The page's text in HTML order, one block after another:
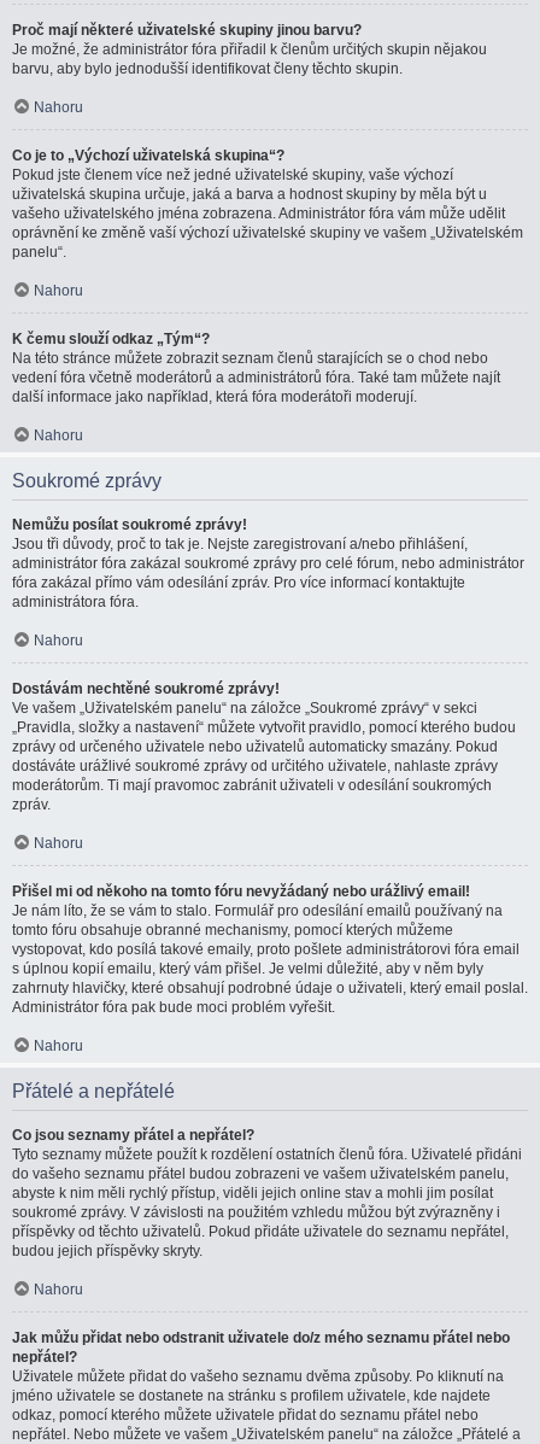
Proč mají některé uživatelské skupiny jinou barvu?
Je možné, že administrátor fóra přiřadil k členům určitých skupin nějakou
barvu, aby bylo jednodušší identifikovat členy těchto skupin.
Nahoru
Co je to „Výchozí uživatelská skupina“?
Pokud jste členem více než jedné uživatelské skupiny, vaše výchozí
uživatelská skupina určuje, jaká a barva a hodnost skupiny by měla být u
vašeho uživatelského jména zobrazena. Administrátor fóra vám může udělit
oprávnění ke změně vaší výchozí uživatelské skupiny ve vašem „Uživatelském
panelu“.
Nahoru
K čemu slouží odkaz „Tým“?
Na této stránce můžete zobrazit seznam členů starajících se o chod nebo
vedení fóra včetně moderátorů a administrátorů fóra. Také tam můžete najít
další informace jako například, která fóra moderátoři moderují.
Nahoru
Soukromé zprávy
Nemůžu posílat soukromé zprávy!
Jsou tři důvody, proč to tak je. Nejste zaregistrovaní a/nebo přihlášení,
administrátor fóra zakázal soukromé zprávy pro celé fórum, nebo administrátor
fóra zakázal přímo vám odesílání zpráv. Pro více informací kontaktujte
administrátora fóra.
Nahoru
Dostávám nechtěné soukromé zprávy!
Ve vašem „Uživatelském panelu“ na záložce „Soukromé zprávy“ v sekci
„Pravidla, složky a nastavení“ můžete vytvořit pravidlo, pomocí kterého budou
zprávy od určeného uživatele nebo uživatelů automaticky smazány. Pokud
dostáváte urážlivé soukromé zprávy od určitého uživatele, nahlaste zprávy
moderátorům. Ti mají pravomoc zabránit uživateli v odesílání soukromých
zpráv.
Nahoru
Přišel mi od někoho na tomto fóru nevyžádaný nebo urážlivý email!
Je nám líto, že se vám to stalo. Formulář pro odesílání emailů používaný na
tomto fóru obsahuje obranné mechanismy, pomocí kterých můžeme
vystopovat, kdo posílá takové emaily, proto pošlete administrátorovi fóra email
s úplnou kopií emailu, který vám přišel. Je velmi důležité, aby v něm byly
zahrnuty hlavičky, které obsahují podrobné údaje o uživateli, který email poslal.
Administrátor fóra pak bude moci problém vyřešit.
Nahoru
Přátelé a nepřátelé
Co jsou seznamy přátel a nepřátel?
Tyto seznamy můžete použít k rozdělení ostatních členů fóra. Uživatelé přidáni
do vašeho seznamu přátel budou zobrazeni ve vašem uživatelském panelu,
abyste k nim měli rychlý přístup, viděli jejich online stav a mohli jim posílat
soukromé zprávy. V závislosti na použitém vzhledu můžou být zvýrazněny i
příspěvky od těchto uživatelů. Pokud přidáte uživatele do seznamu nepřátel,
budou jejich příspěvky skryty.
Nahoru
Jak můžu přidat nebo odstranit uživatele do/z mého seznamu přátel nebo
nepřátel?
Uživatele můžete přidat do vašeho seznamu dvěma způsoby. Po kliknutí na
jméno uživatele se dostanete na stránku s profilem uživatele, kde najdete
odkaz, pomocí kterého můžete uživatele přidat do seznamu přátel nebo
nepřátel. Nebo můžete ve vašem „Uživatelském panelu“ na záložce „Přátelé a